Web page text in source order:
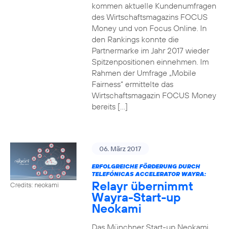
kommen aktuelle Kundenumfragen
des Wirtschaftsmagazins FOCUS
Money und von Focus Online. In
den Rankings konnte die
Partnermarke im Jahr 2017 wieder
Spitzenpositionen einnehmen. Im
Rahmen der Umfrage „Mobile
Fairness“ ermittelte das
Wirtschaftsmagazin FOCUS Money
bereits […]
Credits: neokami
06. März 2017
ERFOLGREICHE FÖRDERUNG DURCH
TELEFÓNICAS ACCELERATOR WAYRA:
Relayr übernimmt
Wayra-Start-up
Neokami
Das Münchner Start-up Neokami,